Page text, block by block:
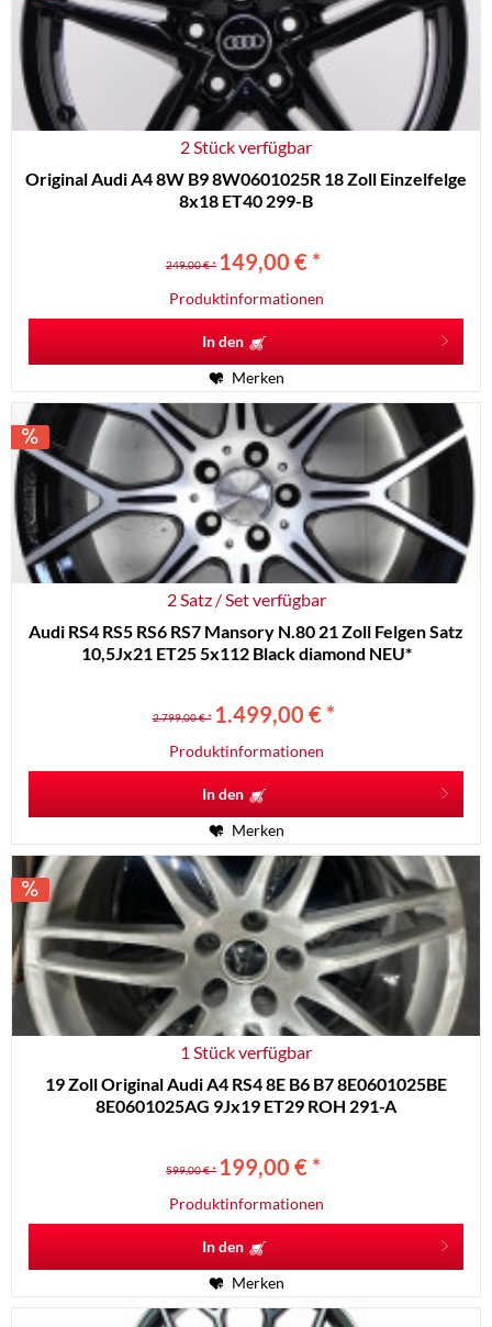
2 Stück verfügbar
Original Audi A4 8W B9 8W0601025R 18 Zoll Einzelfelge
8x18 ET40 299-B
249,00 € * 149,00 € *
Produktinformationen
In den
Merken
2 Satz / Set verfügbar
Audi RS4 RS5 RS6 RS7 Mansory N.80 21 Zoll Felgen Satz
10,5Jx21 ET25 5x112 Black diamond NEU*
2.799,00 € * 1.499,00 € *
Produktinformationen
In den
Merken
1 Stück verfügbar
19 Zoll Original Audi A4 RS4 8E B6 B7 8E0601025BE
8E0601025AG 9Jx19 ET29 ROH 291-A
599,00 € * 199,00 € *
Produktinformationen
In den
Merken